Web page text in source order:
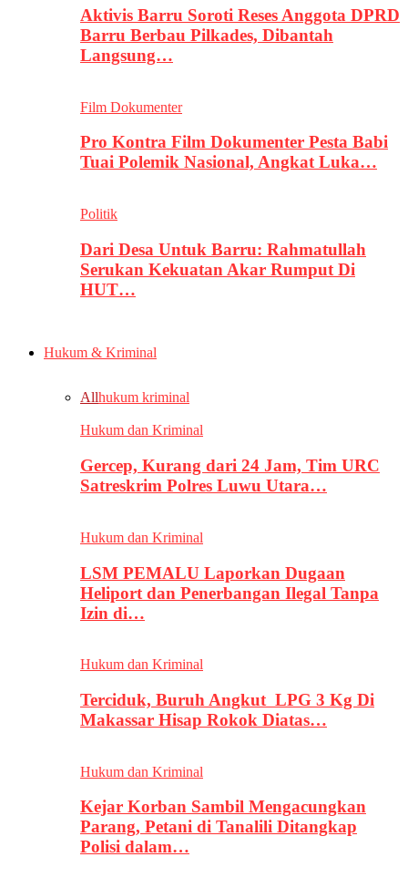
Aktivis Barru Soroti Reses Anggota DPRD
Barru Berbau Pilkades, Dibantah
Langsung…
Film Dokumenter
Pro Kontra Film Dokumenter Pesta Babi
Tuai Polemik Nasional, Angkat Luka…
Politik
Dari Desa Untuk Barru: Rahmatullah
Serukan Kekuatan Akar Rumput Di
HUT…
Hukum & Kriminal
Allhukum kriminal
Hukum dan Kriminal
Gercep, Kurang dari 24 Jam, Tim URC
Satreskrim Polres Luwu Utara…
Hukum dan Kriminal
LSM PEMALU Laporkan Dugaan
Heliport dan Penerbangan Ilegal Tanpa
Izin di…
Hukum dan Kriminal
Terciduk, Buruh Angkut LPG 3 Kg Di
Makassar Hisap Rokok Diatas…
Hukum dan Kriminal
Kejar Korban Sambil Mengacungkan
Parang, Petani di Tanalili Ditangkap
Polisi dalam…